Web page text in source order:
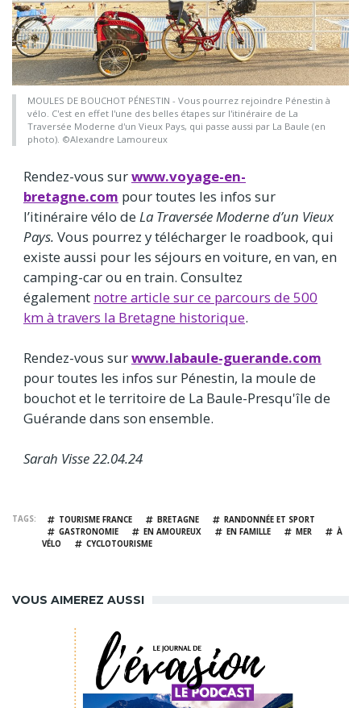
MOULES DE BOUCHOT PÉNESTIN - Vous pourrez rejoindre Pénestin à
vélo. C'est en effet l'une des belles étapes sur l'itinéraire de La
Traversée Moderne d'un Vieux Pays, qui passe aussi par La Baule (en
photo). ©Alexandre Lamoureux
Rendez-vous surwww.voyage-en-
bretagne.com pour toutes les infos sur
l’itinéraire vélo de La Traversée Moderne d’un Vieux
Pays. Vous pourrez y télécharger le roadbook, qui
existe aussi pour les séjours en voiture, en van, en
camping-car ou en train. Consultez
également notre article sur ce parcours de 500
km à travers la Bretagne historique.
Rendez-vous surwww.labaule-guerande.com
pour toutes les infos sur Pénestin, la moule de
bouchot et le territoire de La Baule-Presqu'île de
Guérande dans son ensemble.
Sarah Visse 22.04.24
TAGS TOURISME FRANCE BRETAGNE
RANDONNÉE ET SPORT
GASTRONOMIE
EN AMOUREUX EN FAMILLE MER
À
VÉLO
CYCLOTOURISME
VOUS AIMEREZ AUSSI